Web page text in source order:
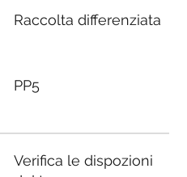
Raccolta differenziata
PP5
Verifica le dispozioni